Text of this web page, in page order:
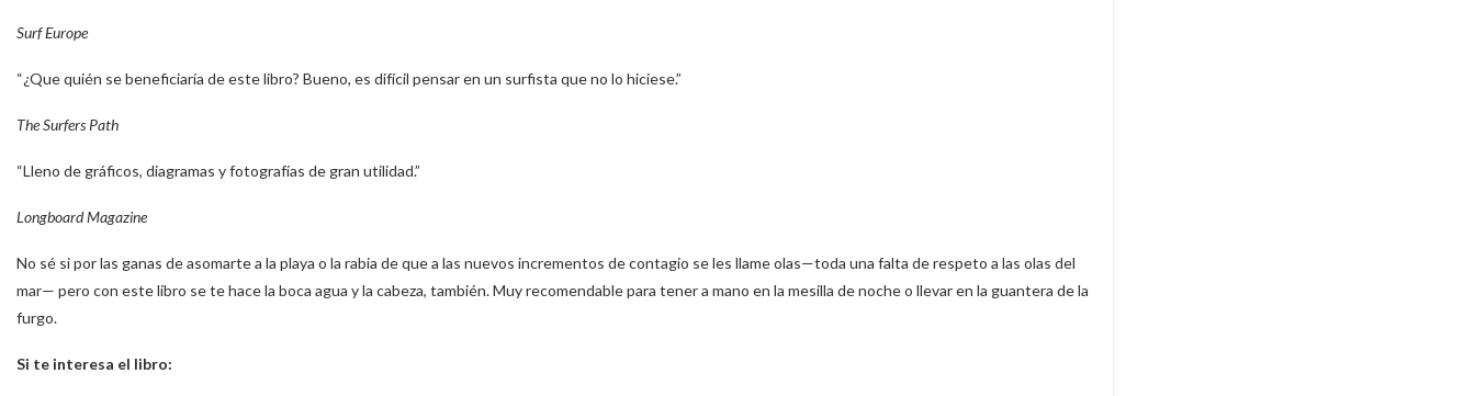
Surf Europe
“¿Que quién se beneficiaría de este libro? Bueno, es difícil pensar en un surfista que no lo hiciese.”
The Surfers Path
“Lleno de gráficos, diagramas y fotografías de gran utilidad.”
Longboard Magazine
No sé si por las ganas de asomarte a la playa o la rabia de que a las nuevos incrementos de contagio se les llame olas—toda una falta de respeto a las olas del
mar— pero con este libro se te hace la boca agua y la cabeza, también. Muy recomendable para tener a mano en la mesilla de noche o llevar en la guantera de la
furgo.
Si te interesa el libro: